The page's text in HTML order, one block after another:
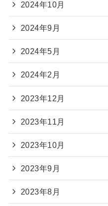
2024年10月
2024年9月
2024年5月
2024年2月
2023年12月
2023年11月
2023年10月
2023年9月
2023年8月